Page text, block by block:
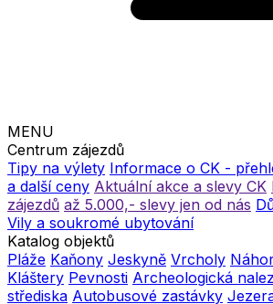
MENU
Centrum zájezdů
Tipy na výlety Informace o CK -
a další ceny Aktuální akce a slevy CK
zájezdů až 5.000,- slevy jen od nás
Vily a soukromé ubytování
Katalog objektů
Pláže Kaňony Jeskyně Vrcholy
Kláštery Pevnosti Archeologická
střediska Autobusové zastávky